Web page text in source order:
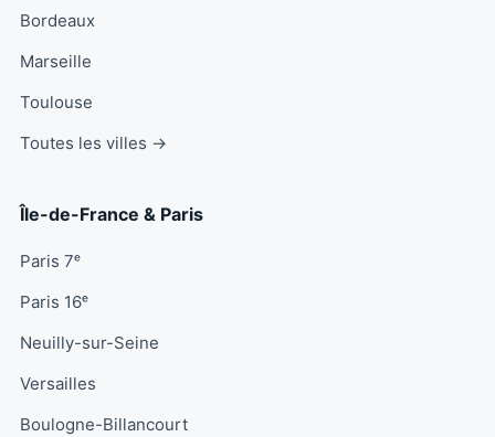
Bordeaux
Marseille
Toulouse
Toutes les villes →
Île-de-France & Paris
Paris 7ᵉ
Paris 16ᵉ
Neuilly-sur-Seine
Versailles
Boulogne-Billancourt